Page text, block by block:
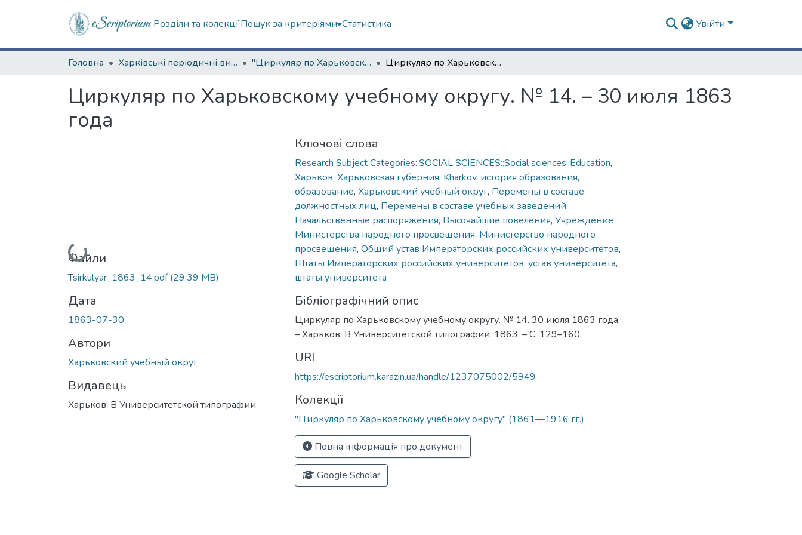
Розділи та колекціїПошук за критеріями Статистика Увійти
Головна Харківські періодичні видання "Циркуляр по Харьковскому учебному округу" (1861—1916 гг.) Циркуляр по Харьковскому учебному округу. № 14. – 30 июля 1863 года
Циркуляр по Харьковскому учебному округу. № 14. – 30 июля 1863
года
Вантажиться...
Файли
Tsirkulyar_1863_14.pdf(29,39 MB)
Дата
1863-07-30
Автори
Харьковский учебный округ
Видавець
Харьков: В Университетской типографии
Ключові слова
Research Subject Categories::SOCIAL SCIENCES::Social sciences::Education,
Харьков, Харьковская губерния, Kharkov, история образования,
образование, Харьковский учебный округ, Перемены в составе
должностных лиц, Перемены в составе учебных заведений,
Начальственные распоряжения, Высочайшие повеления, Учреждение
Министерства народного просвещения, Министерство народного
просвещения, Общий устав Императорских российских университетов,
Штаты Императорских российских университетов, устав университета,
штаты университета
Бібліографічний опис
Циркуляр по Харьковскому учебному округу. № 14. 30 июля 1863 года.
– Харьков: В Университетской типографии, 1863. – С. 129–160.
URI
https://escriptorium.karazin.ua/handle/1237075002/5949
Колекції
"Циркуляр по Харьковскому учебному округу" (1861—1916 гг.)
Повна інформація про документ
Google Scholar